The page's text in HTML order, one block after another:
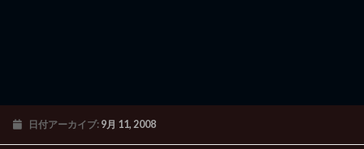
日付アーカイブ: 9月 11, 2008